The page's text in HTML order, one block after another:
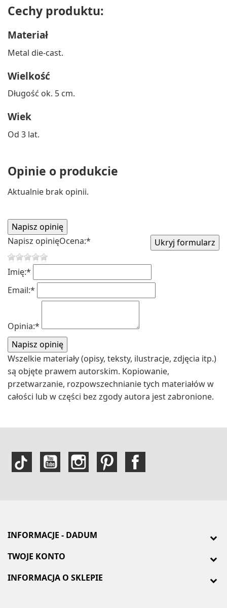
Cechy produktu:
Materiał
Metal die-cast.
Wielkość
Długość ok. 5 cm.
Wiek
Od 3 lat.
Opinie o produkcie
Aktualnie brak opinii.
Napisz opinięOcena:*
Imię:*
Email:*
Opinia:*
Wszelkie materiały (opisy, teksty, ilustracje, zdjęcia itp.)
są objęte prawem autorskim. Kopiowanie,
przetwarzanie, rozpowszechnianie tych materiałów w
całości lub w części bez zgody autora jest zabronione.
INFORMACJE - DADUM
TWOJE KONTO
INFORMACJA O SKLEPIE